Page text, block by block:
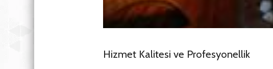
Hizmet Kalitesi ve Profesyonellik